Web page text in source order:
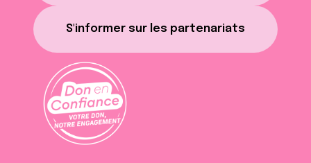
S'informer sur les partenariats